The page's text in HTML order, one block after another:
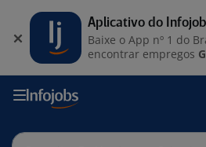
Aplicativo do
Baixe o App nº 1 do
encontrar empregos